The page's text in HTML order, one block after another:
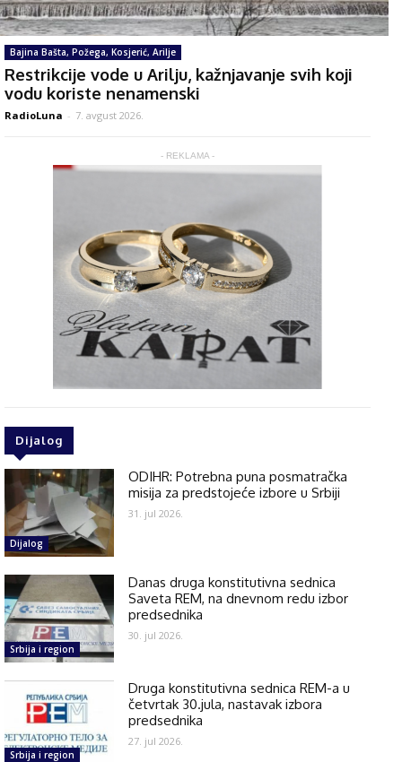
Bajina Bašta, Požega, Kosjerić, Arilje
Restrikcije vode u Arilju, kažnjavanje svih koji
vodu koriste nenamenski
RadioLuna - 7. avgust 2026.
- REKLAMA -
Dijalog
Dijalog
ODIHR: Potrebna puna posmatračka
misija za predstojeće izbore u Srbiji
31. jul 2026.
Srbija i region
Danas druga konstitutivna sednica
Saveta REM, na dnevnom redu izbor
predsednika
30. jul 2026.
Srbija i region
Druga konstitutivna sednica REM-a u
četvrtak 30.jula, nastavak izbora
predsednika
27. jul 2026.